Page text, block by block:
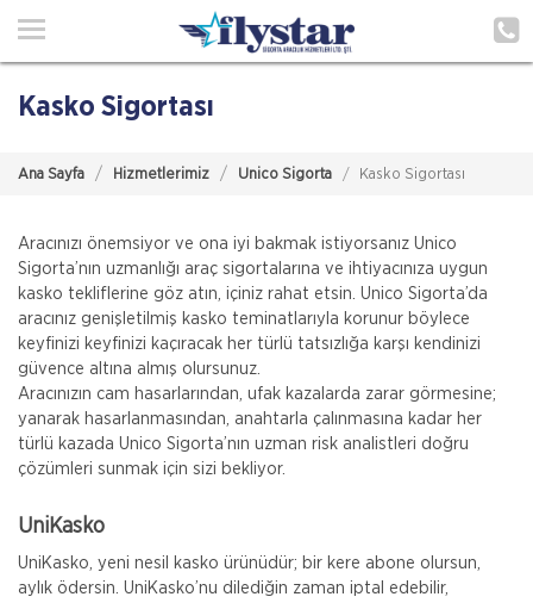
Ana Sayfa
Poliçe Hatırlat
İletişim
Müşteri Girişi
TEKLİF AL
Kasko Sigortası
Ana Sayfa Hizmetlerimiz Unico Sigorta Kasko Sigortası
Aracınızı önemsiyor ve ona iyi bakmak istiyorsanız Unico
Sigorta’nın uzmanlığı araç sigortalarına ve ihtiyacınıza uygun
kasko tekliflerine göz atın, içiniz rahat etsin. Unico Sigorta’da
aracınız genişletilmiş kasko teminatlarıyla korunur böylece
keyfinizi keyfinizi kaçıracak her türlü tatsızlığa karşı kendinizi
güvence altına almış olursunuz.
Aracınızın cam hasarlarından, ufak kazalarda zarar görmesine;
yanarak hasarlanmasından, anahtarla çalınmasına kadar her
türlü kazada Unico Sigorta’nın uzman risk analistleri doğru
çözümleri sunmak için sizi bekliyor.
UniKasko
UniKasko, yeni nesil kasko ürünüdür; bir kere abone olursun,
aylık ödersin. UniKasko’nu dilediğin zaman iptal edebilir,